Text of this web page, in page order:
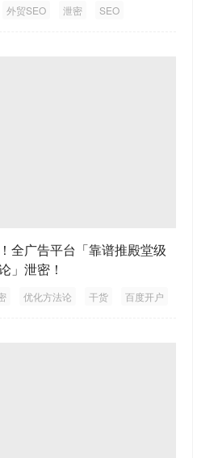
外贸SEO 泄密
SEO
全广告平台「靠谱推殿堂级
」泄密！
优化方法论 干货 百度开户